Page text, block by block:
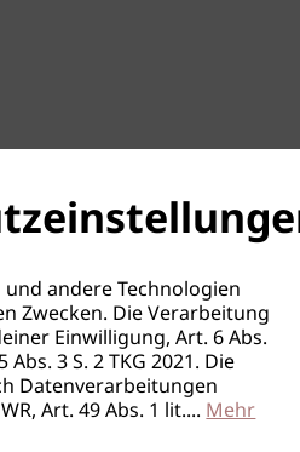
andere Technologien
Zwecken. Die Verarbeitung
Einwilligung, Art. 6 Abs.
Abs. 3 S. 2 TKG 2021. Die
Datenverarbeitungen
Art. 49 Abs. 1 lit....Mehr